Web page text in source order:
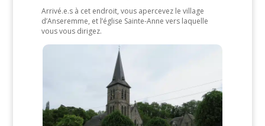
Arrivé.e.s à cet endroit, vous apercevez le village
d’Anseremme, et l’église Sainte-Anne vers laquelle
vous vous dirigez.